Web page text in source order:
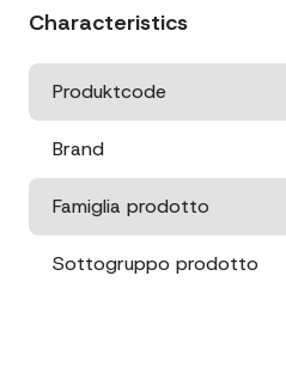
Characteristics
Produktcode
Brand
Famiglia prodotto
Sottogruppo prodotto